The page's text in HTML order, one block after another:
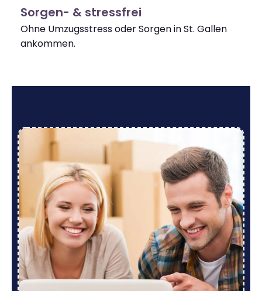
Sorgen- & stressfrei
Ohne Umzugsstress oder Sorgen in St. Gallen
ankommen.